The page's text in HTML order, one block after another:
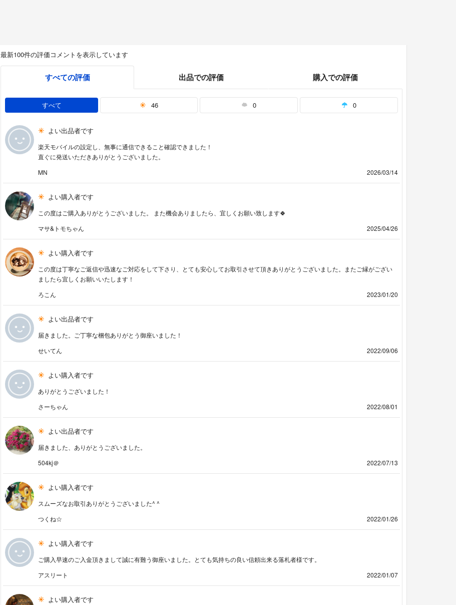
最新100件の評価コメントを表示しています
すべての評価 出品での評価 購入での評価
すべて 46 0 0
よい出品者です
楽天モバイルの設定し、無事に通信できること確認できました！
直ぐに発送いただきありがとうございました。
MN
2026/03/14
よい購入者です
この度はご購入ありがとうございました。 また機会ありましたら、宜しくお願い致します🍀
マサ&トモちゃん
2025/04/26
よい購入者です
この度は丁寧なご返信や迅速なご対応をして下さり、とても安心してお取引させて頂きありがとうございました。またご縁がござい
ましたら宜しくお願いいたします！
ろこん
2023/01/20
よい出品者です
届きました。ご丁寧な梱包ありがとう御座いました！
せいてん
2022/09/06
よい購入者です
ありがとうございました！
さーちゃん
2022/08/01
よい出品者です
届きました、ありがとうございました。
504kj＠
2022/07/13
よい購入者です
スムーズなお取引ありがとうございました^ ^
つくね☆
2022/01/26
よい購入者です
ご購入早速のご入金頂きまして誠に有難う御座いました。とても気持ちの良い信頼出来る落札者様です。
アスリート
2022/01/07
よい購入者です